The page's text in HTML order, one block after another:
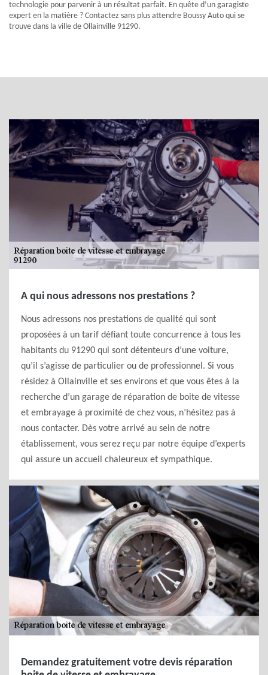
technologie pour parvenir à un résultat parfait. En quête d’un garagiste
expert en la matière ? Contactez sans plus attendre Boussy Auto qui se
trouve dans la ville de Ollainville 91290.
A qui nous adressons nos prestations ?
Nous adressons nos prestations de qualité qui sont
proposées à un tarif défiant toute concurrence à tous les
habitants du 91290 qui sont détenteurs d’une voiture,
qu’il s’agisse de particulier ou de professionnel. Si vous
résidez à Ollainville et ses environs et que vous êtes à la
recherche d’un garage de réparation de boite de vitesse
et embrayage à proximité de chez vous, n’hésitez pas à
nous contacter. Dès votre arrivé au sein de notre
établissement, vous serez reçu par notre équipe d’experts
qui assure un accueil chaleureux et sympathique.
Demandez gratuitement votre devis réparation